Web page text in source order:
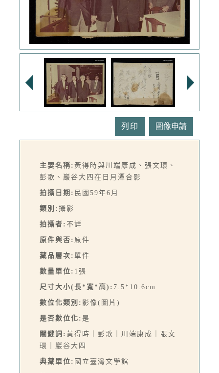
列印
主要名稱: 黃得時與川端康成、張文環、
彭歌、巖谷大四在日月潭合影
拍攝日期: 民國59年6月
類別: 攝影
拍攝者: 不詳
原件與否: 原件
藏品層次: 單件
數量單位: 1張
尺寸大小(長*寬*高): 7.5*10.6cm
數位化類別: 影像(圖片)
是否數位化: 是
關鍵詞: 黃得時｜彭歌｜川端康成｜張文
環｜巖谷大四
典藏單位: 國立臺灣文學館